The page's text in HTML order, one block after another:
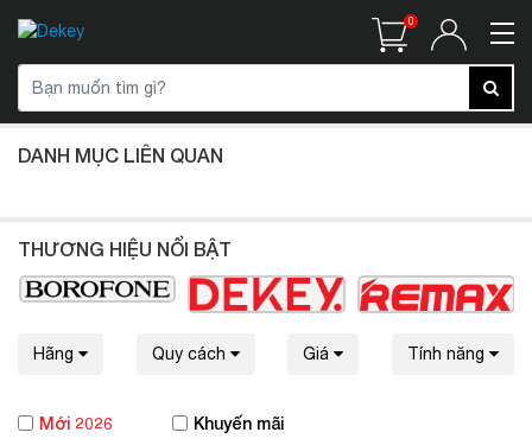
0
DANH MỤC LIÊN QUAN
THƯƠNG HIỆU NỔI BẬT
Hãng Quy cách Giá Tính năng
Mới 2026 Khuyến mãi